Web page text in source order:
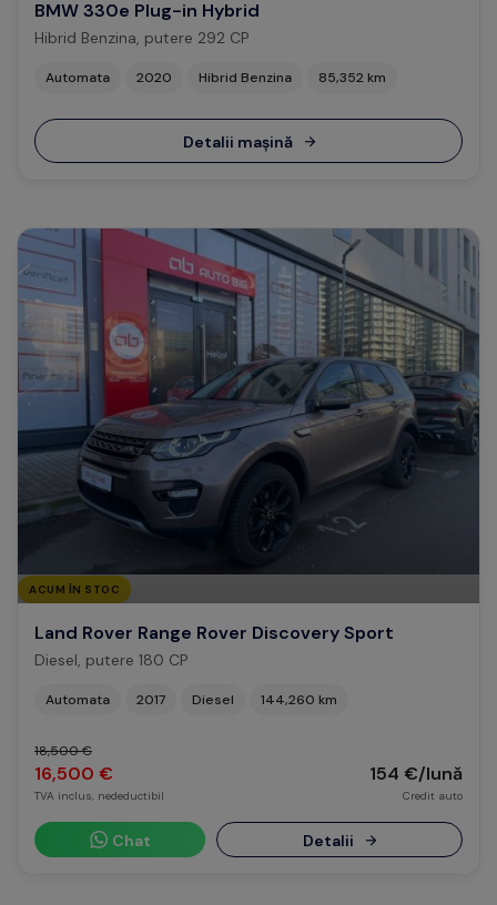
BMW 330e Plug-in Hybrid
Hibrid Benzina, putere 292 CP
Automata 2020 Hibrid Benzina 85,352 km
Detalii mașină
ACUM ÎN STOC
Land Rover Range Rover Discovery Sport
Diesel, putere 180 CP
Automata 2017 Diesel 144,260 km
18,500 €
16,500 €
TVA inclus, nedeductibil
154 €/lună
Credit auto
Chat Detalii